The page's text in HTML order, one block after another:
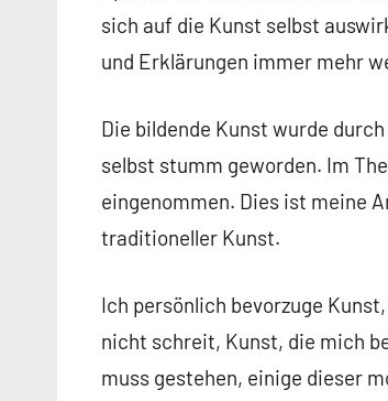
sich auf die Kunst selbst
und Erklärungen immer mehr
Die bildende Kunst wurde
selbst stumm geworden. Im
eingenommen. Dies ist meine
traditioneller Kunst.
Ich persönlich bevorzuge
nicht schreit, Kunst, die mich
muss gestehen, einige dieser